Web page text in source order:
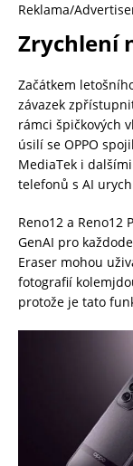
Reklama/
Zrychlení
Začátkem
závazek
rámci špičkových
úsilí se OPPO
MediaTek i
telefonů s AI
Reno12 a
GenAI pro
Eraser mohou
fotografií
protože je tato